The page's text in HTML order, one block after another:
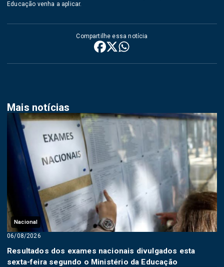
Educação venha a aplicar.
Compartilhe essa notícia
Mais notícias
Nacional
06/08/2026
Resultados dos exames nacionais divulgados esta
sexta-feira segundo o Ministério da Educação